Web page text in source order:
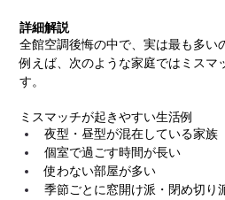
詳細解説
全館空調後悔の中で、実は最も多い
例えば、次のような家庭ではミスマ
す。
ミスマッチが起きやすい生活例
夜型・昼型が混在している家族
個室で過ごす時間が長い
使わない部屋が多い
季節ごとに窓開け派・閉め切り